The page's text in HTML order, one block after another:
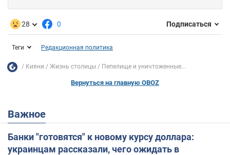
28 0 Подписаться
Теги Редакционная политика
Кияни Жизнь столицы Пепелище и уничтоженные...
Вернуться на главную OBOZ
Важное
Банки "готовятся" к новому курсу доллара:
украинцам рассказали, чего ожидать в